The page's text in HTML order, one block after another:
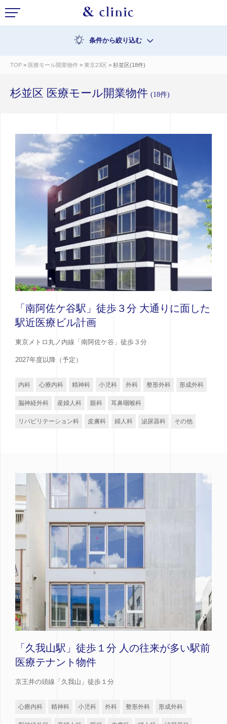
条件から絞り込む
TOP > 医療モール開業物件 > 東京23区 > 杉並区(18件)
杉並区 医療モール開業物件 (18件)
「南阿佐ケ谷駅」徒歩３分 大通りに面した
駅近医療ビル計画
東京メトロ丸ノ内線「南阿佐ケ谷」徒歩３分
2027年度以降（予定）
内科 心療内科 精神科 小児科 外科 整形外科 形成外科
脳神経外科 産婦人科 眼科 耳鼻咽喉科
リバビリテーション科 皮膚科 婦人科 泌尿器科 その他
「久我山駅」徒歩１分 人の往来が多い駅前
医療テナント物件
京王井の頭線「久我山」徒歩１分
心療内科 精神科 小児科 外科 整形外科 形成外科